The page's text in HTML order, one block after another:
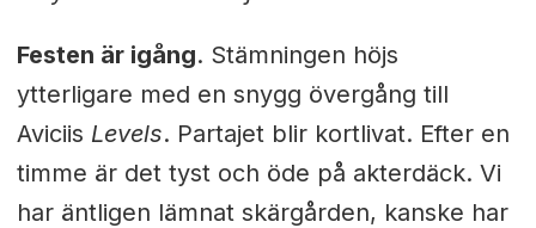
Festen är igång. Stämningen höjs
ytterligare med en snygg övergång till
Aviciis Levels. Partajet blir kortlivat. Efter en
timme är det tyst och öde på akterdäck. Vi
har äntligen lämnat skärgården, kanske har